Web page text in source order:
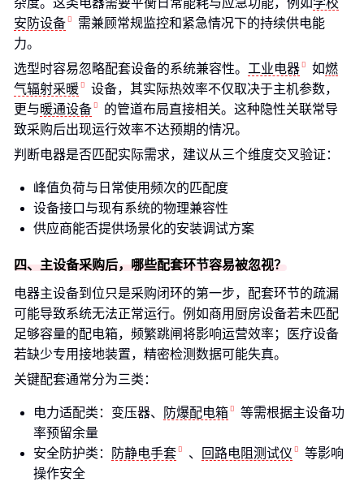
杂度。这类电器需要平衡日常能耗与应急功能，例如学校
安防设备
需兼顾常规监控和紧急情况下的持续供电能
力。
选型时容易忽略配套设备的系统兼容性。 工业电器 如燃
气辐射采暖
设备，其实际热效率不仅取决于主机参数，
更与暖通设备
的管道布局直接相关。这种隐性关联常导
致采购后出现运行效率不达预期的情况。
判断电器是否匹配实际需求，建议从三个维度交叉验证：
峰值负荷与日常使用频次的匹配度
设备接口与现有系统的物理兼容性
供应商能否提供场景化的安装调试方案
四、主设备采购后，哪些配套环节容易被忽视？
电器主设备到位只是采购闭环的第一步，配套环节的疏漏
可能导致系统无法正常运行。例如商用厨房设备若未匹配
足够容量的配电箱，频繁跳闸将影响运营效率；医疗设备
若缺少专用接地装置，精密检测数据可能失真。
关键配套通常分为三类：
电力适配类：变压器、 防爆配电箱
等需根据主设备功
率预留余量
安全防护类：
防静电手套 、 回路电阻测试仪
等影响
操作安全